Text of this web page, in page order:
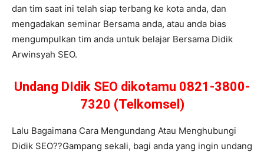
dan tim saat ini telah siap terbang ke kota anda, dan
mengadakan seminar Bersama anda, atau anda bias
mengumpulkan tim anda untuk belajar Bersama Didik
Arwinsyah SEO.
Undang DIdik SEO dikotamu 0821-3800-
7320 (Telkomsel)
Lalu Bagaimana Cara Mengundang Atau Menghubungi
Didik SEO??Gampang sekali, bagi anda yang ingin undang